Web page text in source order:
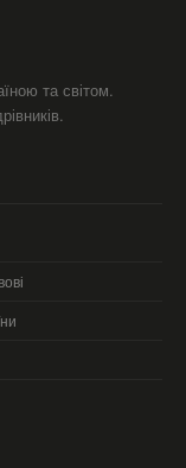
та світом.